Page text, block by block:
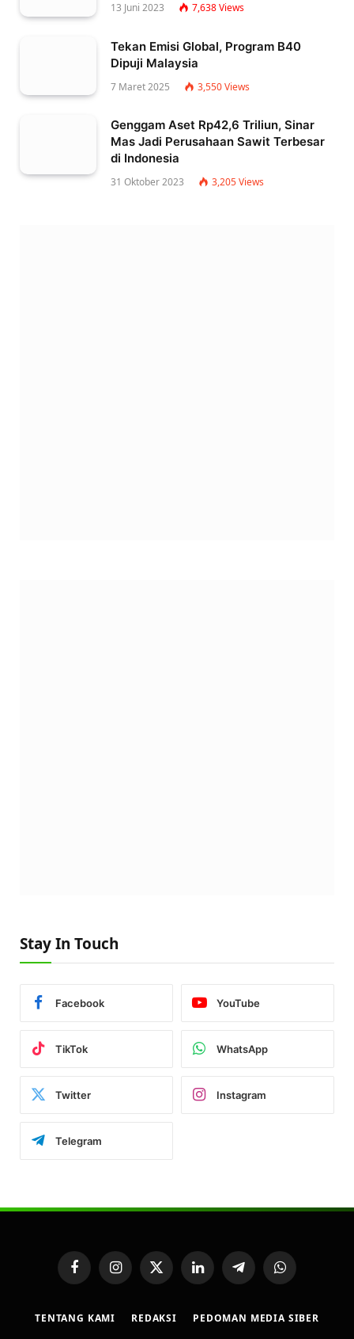
13 Juni 2023 7,638Views
Tekan Emisi Global, Program B40
Dipuji Malaysia
7 Maret 2025 3,550Views
Genggam Aset Rp42,6 Triliun, Sinar
Mas Jadi Perusahaan Sawit Terbesar
di Indonesia
31 Oktober 2023 3,205Views
Stay In Touch
Facebook YouTube
TikTok WhatsApp
Twitter Instagram
Telegram
FacebookInstagram
X
LinkedInTelegramWhatsApp
TENTANG KAMI REDAKSI PEDOMAN MEDIA SIBER